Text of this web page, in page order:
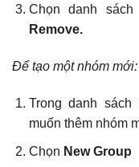
Chọn danh
Remove.
Để tạo một nhóm mới:
Trong danh sách
muốn thêm nhóm
Chọn New Group